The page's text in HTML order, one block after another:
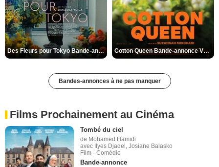
Des Fleurs pour Tokyo Bande-annonce VO STFR Cotton Queen Bande-annonce VO STFR
Bandes-annonces à ne pas manquer
Films Prochainement au Cinéma
Tombé du ciel
de Mohamed Hamidi
avec Ilyes Djadel, Josiane Balasko
Film - Comédie
Bande-annonce